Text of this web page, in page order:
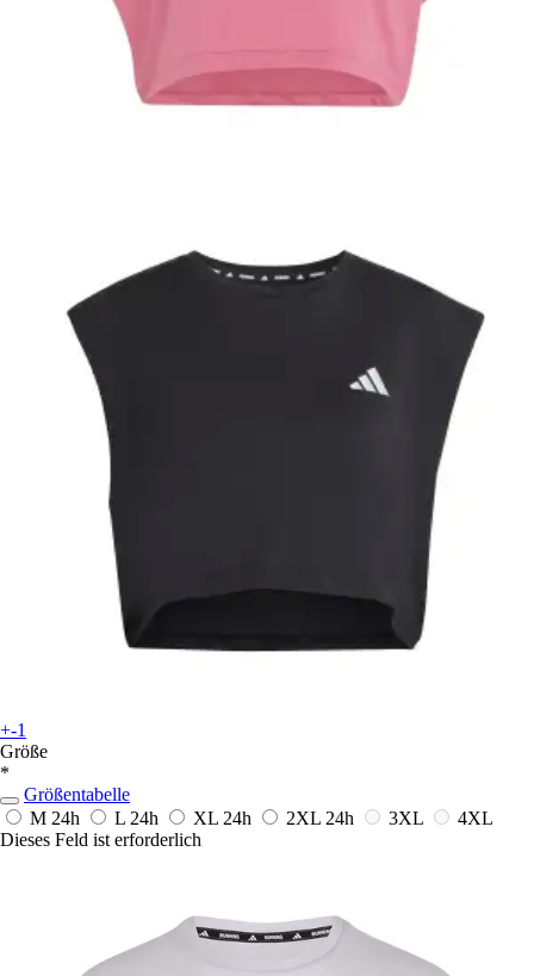
+-1
Größe
*
Größentabelle
M 24h L 24h XL 24h 2XL 24h 3XL
4XL
Dieses Feld ist erforderlich